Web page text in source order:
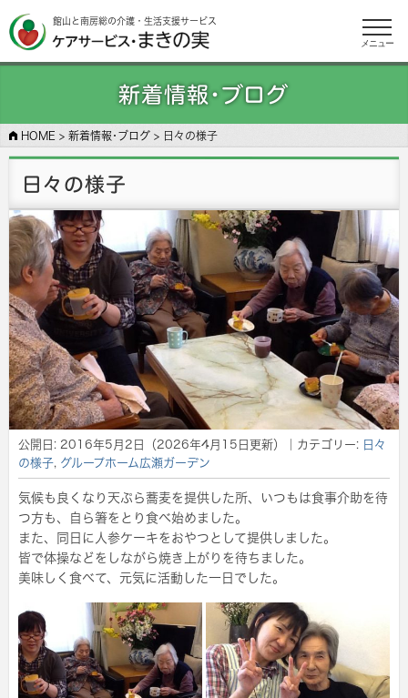
館山と南房総の介護・生活支援サービス
メニュー
新着情報･ブログ
HOME > 新着情報･ブログ > 日々の様子
日々の様子
公開日: 2016年5月2日 （2026年4月15日更新） ｜カテゴリー: 日々
の様子, グループホーム広瀬ガーデン
気候も良くなり天ぷら蕎麦を提供した所、いつもは食事介助を待
つ方も、自ら箸をとり食べ始めました。
また、同日に人参ケーキをおやつとして提供しました。
皆で体操などをしながら焼き上がりを待ちました。
美味しく食べて、元気に活動した一日でした。